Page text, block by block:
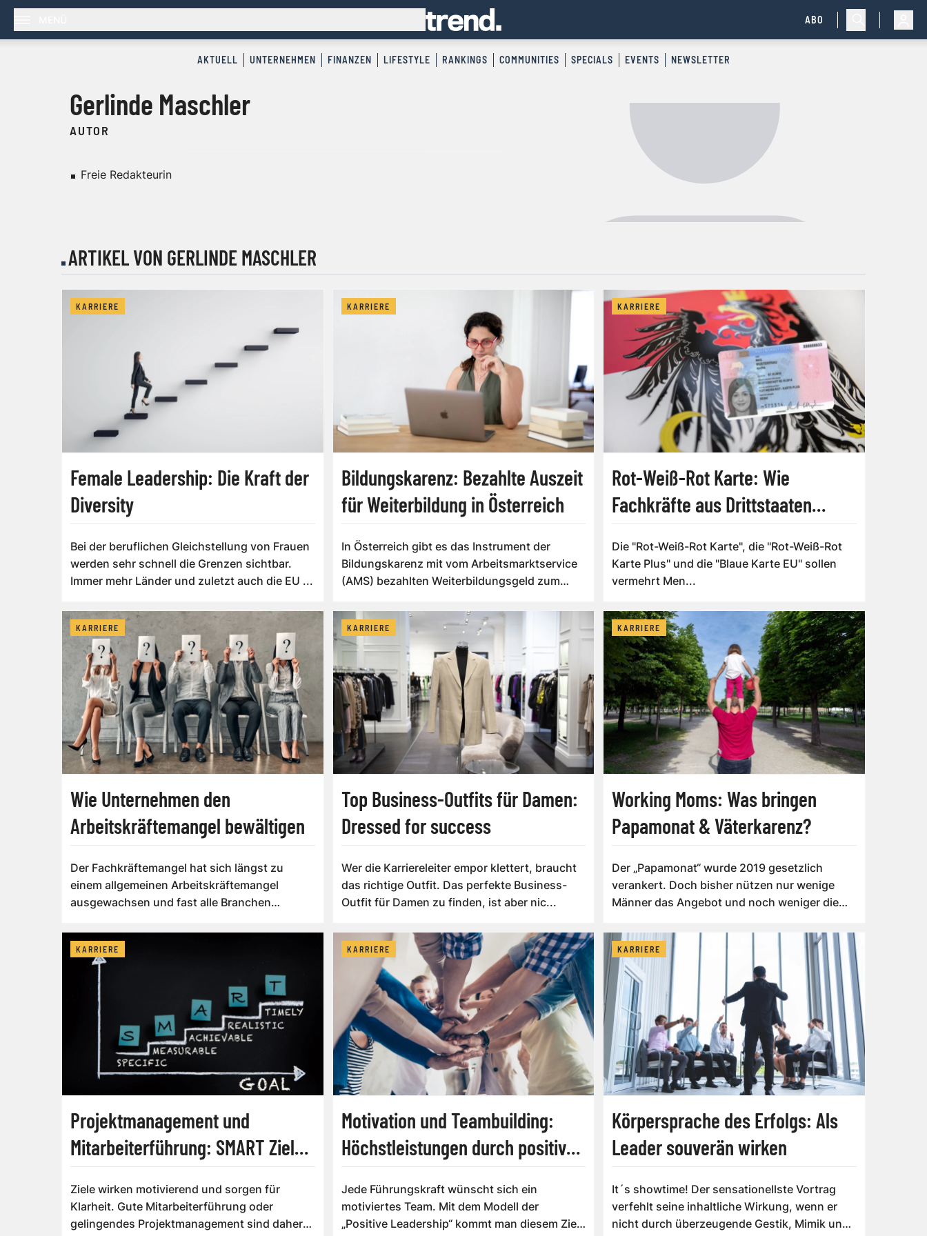
ABO
AKTUELL UNTERNEHMEN FINANZEN LIFESTYLE RANKINGS COMMUNITIES SPECIALS EVENTS NEWSLETTER
Gerlinde Maschler
AUTOR
Freie Redakteurin
ARTIKEL VON GERLINDE MASCHLER
KARRIERE
Female Leadership: Die Kraft der
Diversity
Bei der beruflichen Gleichstellung von Frauen
werden sehr schnell die Grenzen sichtbar.
Immer mehr Länder und zuletzt auch die EU ...
KARRIERE
Bildungskarenz: Bezahlte Auszeit
für Weiterbildung in Österreich
In Österreich gibt es das Instrument der
Bildungskarenz mit vom Arbeitsmarktservice
(AMS) bezahlten Weiterbildungsgeld zum
KARRIERE
Rot-Weiß-Rot Karte: Wie
Fachkräfte aus Drittstaaten
Die "Rot-Weiß-Rot Karte", die "Rot-Weiß-Rot
Karte Plus" und die "Blaue Karte EU" sollen
vermehrt Men...
KARRIERE
Wie Unternehmen den
Arbeitskräftemangel bewältigen
Der Fachkräftemangel hat sich längst zu
einem allgemeinen Arbeitskräftemangel
ausgewachsen und fast alle Branchen
KARRIERE
Top Business-Outfits für Damen:
Dressed for success
Wer die Karriereleiter empor klettert, braucht
das richtige Outfit. Das perfekte Business-
Outfit für Damen zu finden, ist aber nic...
KARRIERE
Working Moms: Was bringen
Papamonat & Väterkarenz?
Der „Papamonat“ wurde 2019 gesetzlich
verankert. Doch bisher nützen nur wenige
Männer das Angebot und noch weniger die
KARRIERE
Projektmanagement und
Mitarbeiterführung: SMART Ziele
Ziele wirken motivierend und sorgen für
Klarheit. Gute Mitarbeiterführung oder
gelingendes Projektmanagement sind daher
KARRIERE
Motivation und Teambuilding:
Höchstleistungen durch positive
Jede Führungskraft wünscht sich ein
motiviertes Team. Mit dem Modell der
„Positive Leadership“ kommt man diesem Ziel
KARRIERE
Körpersprache des Erfolgs: Als
Leader souverän wirken
It´s showtime! Der sensationellste Vortrag
verfehlt seine inhaltliche Wirkung, wenn er
nicht durch überzeugende Gestik, Mimik und